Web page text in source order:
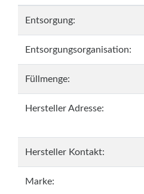
Entsorgung:
Entsorgungsorganisation:
Füllmenge:
Hersteller Adresse:
Hersteller Kontakt:
Marke: